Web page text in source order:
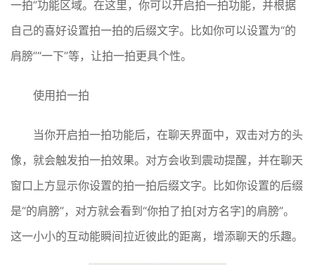
一拍”功能区域。在这里，你可以开启拍一拍功能，并根据
自己的喜好设置拍一拍的后缀文字。比如你可以设置为“的
肩膀”“一下”等，让拍一拍更具个性。
使用拍一拍
当你开启拍一拍功能后，在聊天界面中，双击对方的头
像，就会触发拍一拍效果。对方会收到震动提醒，并在聊天
窗口上方显示你设置的拍一拍后缀文字。比如你设置的后缀
是“的肩膀”，对方就会看到“你拍了拍[对方名字]的肩膀”。
这一小小的互动能瞬间拉近彼此的距离，增添聊天的乐趣。